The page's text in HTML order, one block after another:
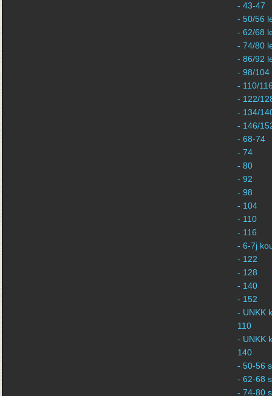
- 43-47
- 50/56
- 62/68
- 74/80
- 86/92
- 98/104
- 110/
- 122/
- 134/
- 146/
- 68-74
- 74
- 80
- 92
- 98
- 104
- 110
- 116
- 6-7j
- 122
- 128
- 140
- 152
- UNKK
110
- UNKK
140
- 50-56
- 62-68
- 74-80